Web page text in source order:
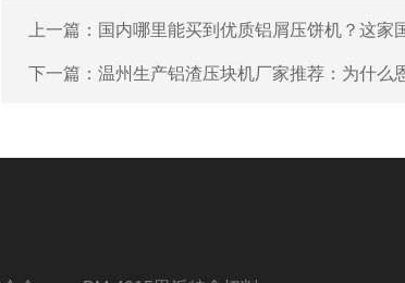
上一篇： 国内哪里能买到优质铝屑压饼机？这家
下一篇： 温州生产铝渣压块机厂家推荐：为什么